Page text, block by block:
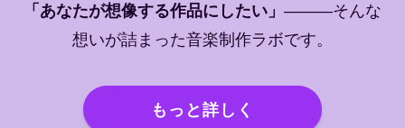
「あなたが想像する作品にしたい」 ———そんな
想いが詰まった音楽制作ラボです。
もっと詳しく